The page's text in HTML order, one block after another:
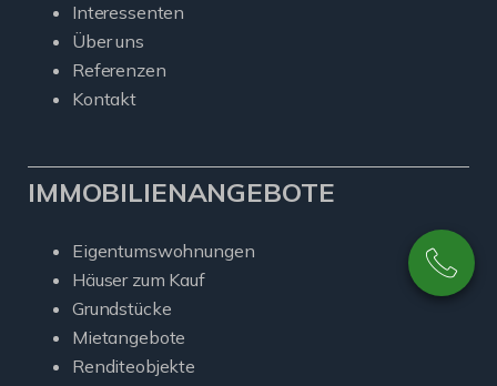
Interessenten
Über uns
Referenzen
Kontakt
IMMOBILIENANGEBOTE
Eigentumswohnungen
Häuser zum Kauf
Grundstücke
Mietangebote
Renditeobjekte